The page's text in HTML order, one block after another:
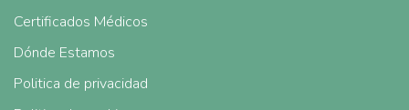
Certificados Médicos
Dónde Estamos
Politica de privacidad